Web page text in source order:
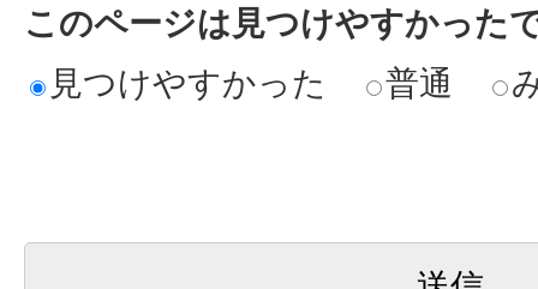
このページは見つけやすかった
見つけやすかった
普通